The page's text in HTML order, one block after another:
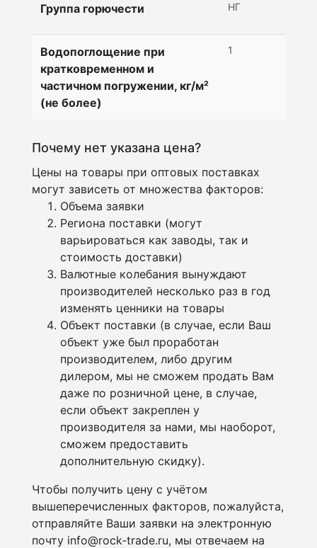
Группа горючести НГ
Водопоглощение при
кратковременном и
частичном погружении, кг/м²
(не более)
1
Почему нет указана цена?
Цены на товары при оптовых поставках
могут зависеть от множества факторов:
Объема заявки
Региона поставки (могут
варьироваться как заводы, так и
стоимость доставки)
Валютные колебания вынуждают
производителей несколько раз в год
изменять ценники на товары
Объект поставки (в случае, если Ваш
объект уже был проработан
производителем, либо другим
дилером, мы не сможем продать Вам
даже по розничной цене, в случае,
если объект закреплен у
производителя за нами, мы наоборот,
сможем предоставить
дополнительную скидку).
Чтобы получить цену с учётом
вышеперечисленных факторов, пожалуйста,
отправляйте Ваши заявки на электронную
почту info@rock-trade.ru, мы отвечаем на